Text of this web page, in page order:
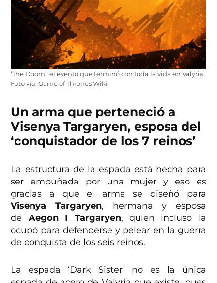
‘The Doom’, el evento que terminó con toda la vida en Valyria.
Foto vía: Game of Thrones Wiki
Un arma que perteneció a
Visenya Targaryen, esposa del
‘conquistador de los 7 reinos’
La estructura de la espada está hecha para
ser empuñada por una mujer y eso es
gracias a que el arma se diseñó para
Visenya Targaryen, hermana y esposa
de Aegon I Targaryen, quien incluso la
ocupó para defenderse y pelear en la guerra
de conquista de los seis reinos.
La espada ‘Dark Sister’ no es la única